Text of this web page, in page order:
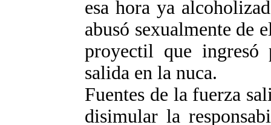
esa hora ya
abusó sexualmente de
proyectil que
salida en la nuca.
Fuentes de la fuerza
disimular la